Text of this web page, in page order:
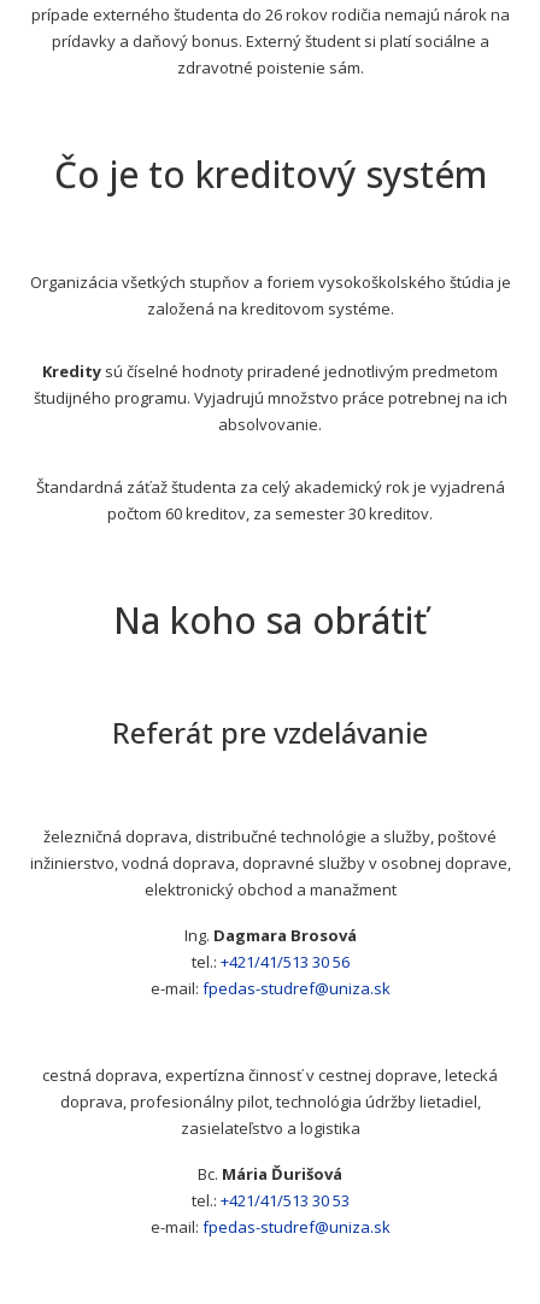
prípade externého študenta do 26 rokov rodičia nemajú nárok na
prídavky a daňový bonus. Externý študent si platí sociálne a
zdravotné poistenie sám.
Čo je to kreditový systém
Organizácia všetkých stupňov a foriem vysokoškolského štúdia je
založená na kreditovom systéme.
Kredity sú číselné hodnoty priradené jednotlivým predmetom
študijného programu. Vyjadrujú množstvo práce potrebnej na ich
absolvovanie.
Štandardná záťaž študenta za celý akademický rok je vyjadrená
počtom 60 kreditov, za semester 30 kreditov.
Na koho sa obrátiť
Referát pre vzdelávanie
železničná doprava, distribučné technológie a služby, poštové
inžinierstvo, vodná doprava, dopravné služby v osobnej doprave,
elektronický obchod a manažment
Ing. Dagmara Brosová
tel.: +421/41/513 30 56
e-mail: fpedas-studref@uniza.sk
cestná doprava, expertízna činnosť v cestnej doprave, letecká
doprava, profesionálny pilot, technológia údržby lietadiel,
zasielateľstvo a logistika
Bc. Mária Ďurišová
tel.: +421/41/513 30 53
e-mail: fpedas-studref@uniza.sk